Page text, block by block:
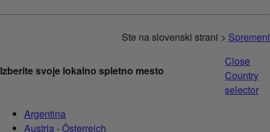
Ste na slovenski strani > Spremeni
Izberite svoje lokalno spletno mesto
Close
Country
selector
Argentina
Austria - Österreich